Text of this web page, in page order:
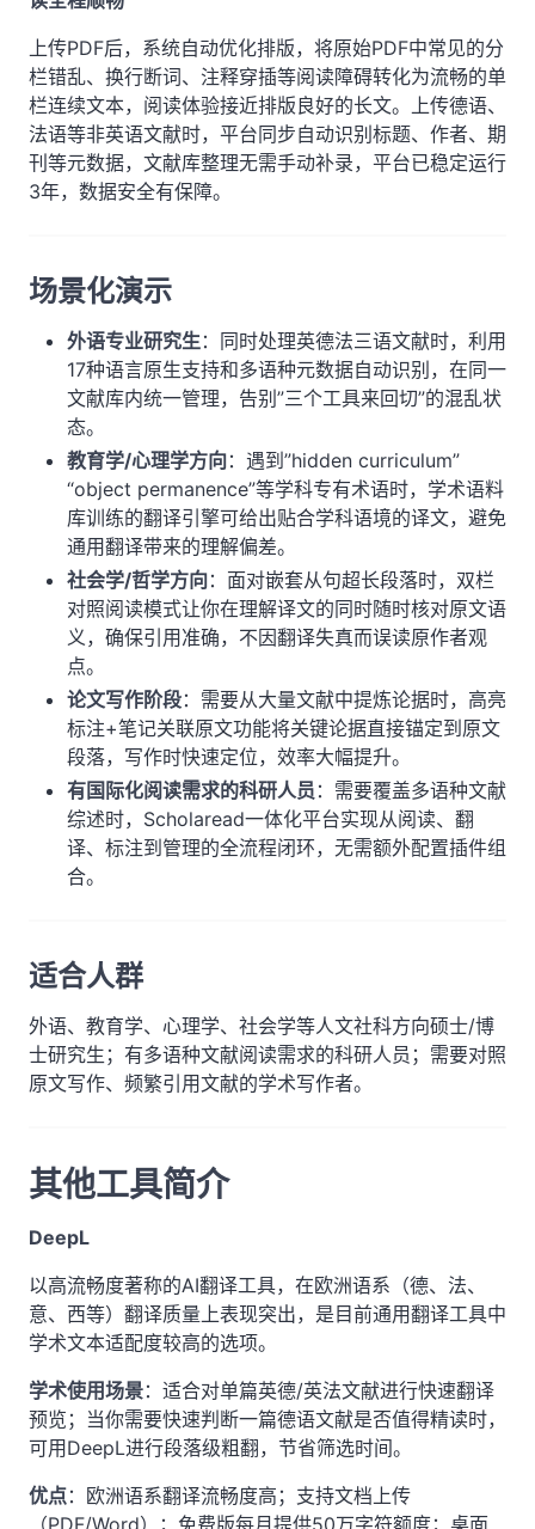
上传PDF后，系统自动优化排版，将原始PDF中常见的分
栏错乱、换行断词、注释穿插等阅读障碍转化为流畅的单
栏连续文本，阅读体验接近排版良好的长文。上传德语、
法语等非英语文献时，平台同步自动识别标题、作者、期
刊等元数据，文献库整理无需手动补录，平台已稳定运行
3年，数据安全有保障。
场景化演示
外语专业研究生 ：同时处理英德法三语文献时，利用
17种语言原生支持和多语种元数据自动识别，在同一
文献库内统一管理，告别”三个工具来回切”的混乱状
态。
教育学/心理学方向：遇到”hidden curriculum”
“object permanence”等学科专有术语时，学术语料
库训练的翻译引擎可给出贴合学科语境的译文，避免
通用翻译带来的理解偏差。
社会学/哲学方向：面对嵌套从句超长段落时，双栏
对照阅读模式让你在理解译文的同时随时核对原文语
义，确保引用准确，不因翻译失真而误读原作者观
点。
论文写作阶段：需要从大量文献中提炼论据时，高亮
标注+笔记关联原文功能将关键论据直接锚定到原文
段落，写作时快速定位，效率大幅提升。
有国际化阅读需求的科研人员 ：需要覆盖多语种文献
综述时，Scholaread一体化平台实现从阅读、翻
译、标注到管理的全流程闭环，无需额外配置插件组
合。
适合人群
外语、教育学、心理学、社会学等人文社科方向硕士/博
士研究生；有多语种文献阅读需求的科研人员；需要对照
原文写作、频繁引用文献的学术写作者。
其他工具简介
DeepL
以高流畅度著称的AI翻译工具，在欧洲语系（德、法、
意、西等）翻译质量上表现突出，是目前通用翻译工具中
学术文本适配度较高的选项。
学术使用场景：适合对单篇英德/英法文献进行快速翻译
预览；当你需要快速判断一篇德语文献是否值得精读时，
可用DeepL进行段落级粗翻，节省筛选时间。
优点：欧洲语系翻译流畅度高；支持文档上传
（PDF/Word）；免费版每月提供50万字符额度；桌面